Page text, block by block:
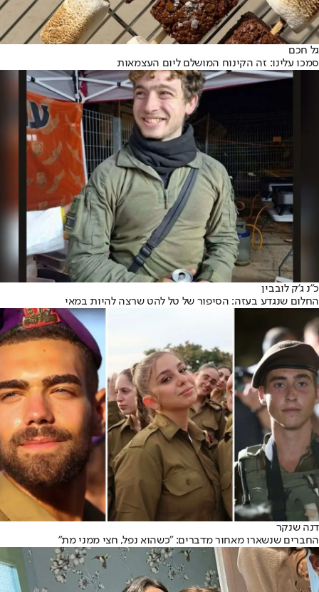
גל חכם
סמכו עלינו: זה הקינוח המושלם ליום העצמאות
כ״נ ג'ק לובבין
החלום שנגדע בעזה: הסיפור של טל להט שרצה להיות במאי
דנה שנקר
החברים שנשארו מאחור מדברים: "כשהוא נפל, חצי ממני מת"